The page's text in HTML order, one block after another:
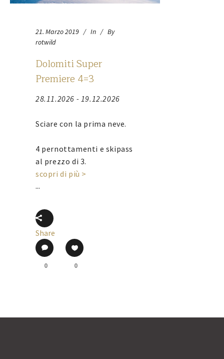
21. Marzo 2019 In
By
rotwild
Dolomiti Super
Premiere 4=3
28.11.2026 - 19.12.2026
Sciare con la prima neve.
4 pernottamenti e skipass
al prezzo di 3.
scopri di più >
...
Share
0 0